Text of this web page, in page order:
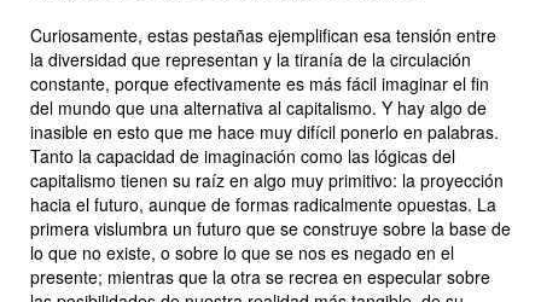
Curiosamente, estas pestañas ejemplifican esa tensión entre
la diversidad que representan y la tiranía de la circulación
constante, porque efectivamente es más fácil imaginar el fin
del mundo que una alternativa al capitalismo. Y hay algo de
inasible en esto que me hace muy difícil ponerlo en palabras.
Tanto la capacidad de imaginación como las lógicas del
capitalismo tienen su raíz en algo muy primitivo: la proyección
hacia el futuro, aunque de formas radicalmente opuestas. La
primera vislumbra un futuro que se construye sobre la base de
lo que no existe, o sobre lo que se nos es negado en el
presente; mientras que la otra se recrea en especular sobre